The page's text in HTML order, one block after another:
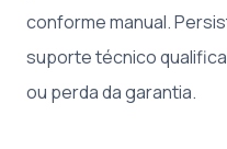
conforme manual.
suporte técnico
ou perda da garantia.